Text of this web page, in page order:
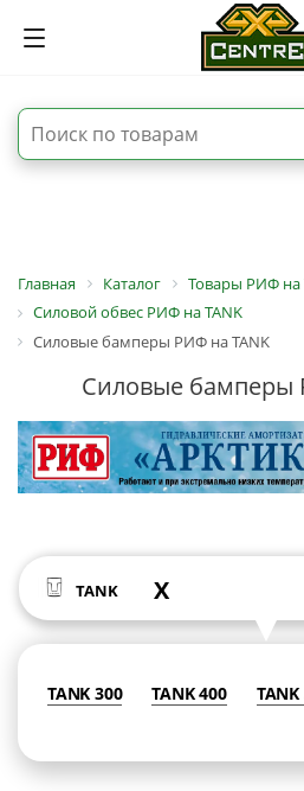
Главная Каталог
Товары РИФ на
Силовой обвес РИФ на TANK
Силовые бамперы РИФ на TANK
Силовые бамперы
TANK X
TANK 300 TANK 400 TANK